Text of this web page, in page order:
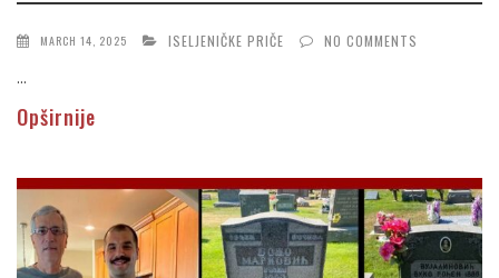
MARCH 14, 2025 ISELJENIČKE PRIČE NO COMMENTS
...
Opširnije